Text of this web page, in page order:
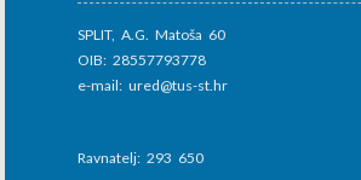
SPLIT, A.G. Matoša 60
OIB: 28557793778
e-mail: ured@tus-st.hr
Ravnatelj: 293 650